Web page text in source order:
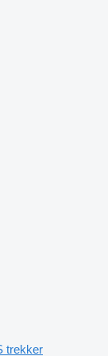
trekker